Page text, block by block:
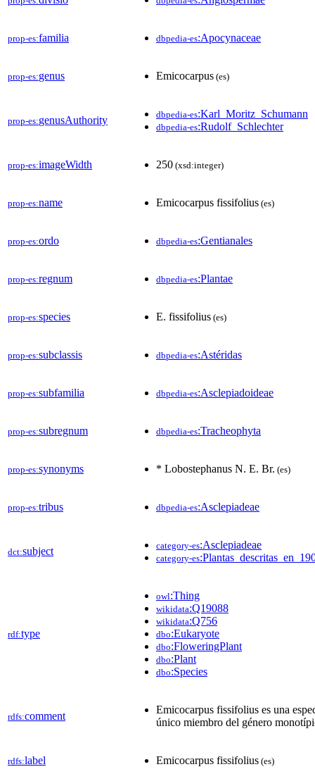
prop-es:familia dbpedia-es:Apocynaceae
prop-es:genus Emicocarpus (es)
prop-es:genusAuthority dbpedia-es:Karl_Moritz_Schumann
dbpedia-es:Rudolf_Schlechter
prop-es:imageWidth 250 (xsd:integer)
prop-es:name Emicocarpus fissifolius (es)
prop-es:ordo dbpedia-es:Gentianales
prop-es:regnum dbpedia-es:Plantae
prop-es:species E. fissifolius (es)
prop-es:subclassis dbpedia-es:Astéridas
prop-es:subfamilia dbpedia-es:Asclepiadoideae
prop-es:subregnum dbpedia-es:Tracheophyta
prop-es:synonyms * Lobostephanus N. E. Br. (es)
prop-es:tribus dbpedia-es:Asclepiadeae
dct:subject category-es:Asclepiadeae
category-es
rdf:type
owl:Thing
wikidata:Q19088
wikidata:Q756
dbo:Eukaryote
dbo:FloweringPlant
dbo:Plant
dbo:Species
rdfs:comment
Emicocarpus fissifolius es una
único miembro del género
rdfs:label Emicocarpus fissifolius (es)